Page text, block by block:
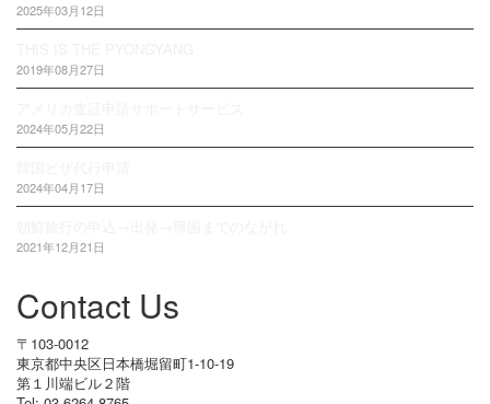
2025年03月12日
2019年08月27日
2024年05月22日
2024年04月17日
2021年12月21日
Contact Us
〒103-0012
東京都中央区日本橋堀留町1-10-19
第１川端ビル２階